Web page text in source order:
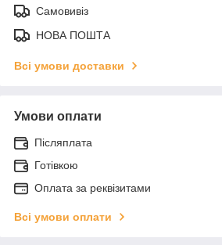
Самовивіз
НОВА ПОШТА
Всі умови доставки
Умови оплати
Післяплата
Готівкою
Оплата за реквізитами
Всі умови оплати